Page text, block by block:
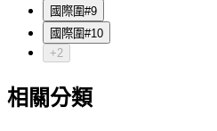
國際圍#9
國際圍#10
+2
相關分類